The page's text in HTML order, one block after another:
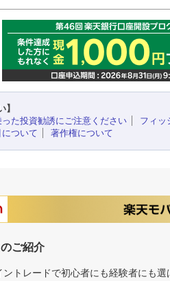
】
った投資勧誘にご注意ください
フィッ
ついて
著作権について
ご紹介
トレードで初心者にも経験者にも